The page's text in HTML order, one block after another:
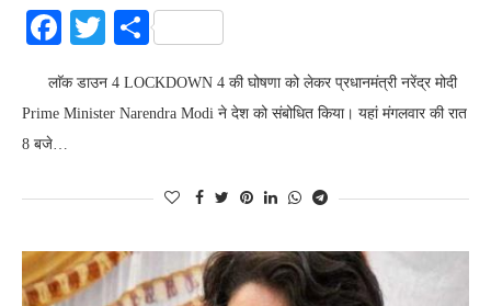
Facebook
Twitter
Share
लाॅक डाउन 4 LOCKDOWN 4 की घोषणा को लेकर प्रधानमंत्री नरेंद्र मोदी
Prime Minister Narendra Modi ने देश को संबोधित किया। यहां मंगलवार की रात
8 बजे…